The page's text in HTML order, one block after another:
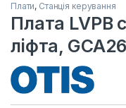
Плати, Станція керування
Плата LVPB
ліфта,